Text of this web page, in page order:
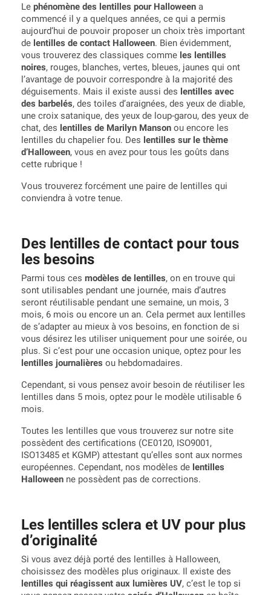
Le phénomène des lentilles pour Halloween a
commencé il y a quelques années, ce qui a permis
aujourd’hui de pouvoir proposer un choix très important
de lentilles de contact Halloween. Bien évidemment,
vous trouverez des classiques comme les lentilles
noires, rouges, blanches, vertes, bleues, jaunes qui ont
l’avantage de pouvoir correspondre à la majorité des
déguisements. Mais il existe aussi des lentilles avec
des barbelés, des toiles d’araignées, des yeux de diable,
une croix satanique, des yeux de loup-garou, des yeux de
chat, des lentilles de Marilyn Manson ou encore les
lentilles du chapelier fou. Des lentilles sur le thème
d’Halloween, vous en avez pour tous les goûts dans
cette rubrique !
Vous trouverez forcément une paire de lentilles qui
conviendra à votre tenue.
Des lentilles de contact pour tous
les besoins
Parmi tous ces modèles de lentilles, on en trouve qui
sont utilisables pendant une journée, mais d’autres
seront réutilisable pendant une semaine, un mois, 3
mois, 6 mois ou encore un an. Cela permet aux lentilles
de s’adapter au mieux à vos besoins, en fonction de si
vous désirez les utiliser uniquement pour une soirée, ou
plus. Si c’est pour une occasion unique, optez pour les
lentilles journalières ou hebdomadaires.
Cependant, si vous pensez avoir besoin de réutiliser les
lentilles dans 5 mois, optez pour le modèle utilisable 6
mois.
Toutes les lentilles que vous trouverez sur notre site
possèdent des certifications (CE0120, ISO9001,
ISO13485 et KGMP) attestant qu’elles sont aux normes
européennes. Cependant, nos modèles de lentilles
Halloween ne possèdent pas de corrections.
Les lentilles sclera et UV pour plus
d’originalité
Si vous avez déjà porté des lentilles à Halloween,
choisissez des modèles plus originaux. Il existe des
lentilles qui réagissent aux lumières UV, c’est le top si